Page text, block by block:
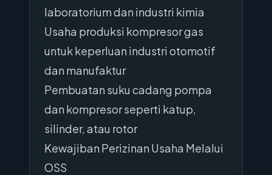
laboratorium dan industri kimia
Usaha produksi kompresor gas
untuk keperluan industri otomotif
dan manufaktur
Pembuatan suku cadang pompa
dan kompresor seperti katup,
silinder, atau rotor
Kewajiban Perizinan Usaha Melalui
OSS